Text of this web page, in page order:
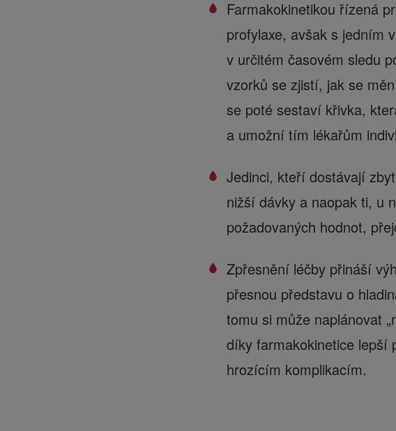
Farmakokinetikou řízená
profylaxe, avšak s jedním
v určitém časovém sledu
vzorků se zjistí, jak se
se poté sestaví křivka,
a umožní tím lékařům
Jedinci, kteří dostávají
nižší dávky a naopak ti, u
požadovaných hodnot,
Zpřesnění léčby přináší
přesnou představu o
tomu si může naplánovat
díky farmakokinetice lepší
hrozícím komplikacím.